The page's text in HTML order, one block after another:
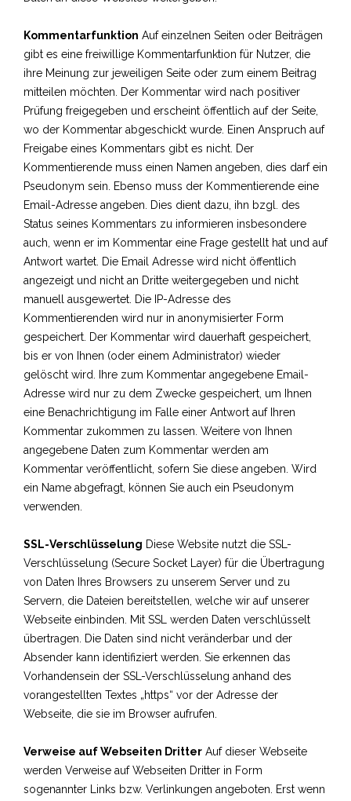
Kommentarfunktion Auf einzelnen Seiten oder Beiträgen
gibt es eine freiwillige Kommentarfunktion für Nutzer, die
ihre Meinung zur jeweiligen Seite oder zum einem Beitrag
mitteilen möchten. Der Kommentar wird nach positiver
Prüfung freigegeben und erscheint öffentlich auf der Seite,
wo der Kommentar abgeschickt wurde. Einen Anspruch auf
Freigabe eines Kommentars gibt es nicht. Der
Kommentierende muss einen Namen angeben, dies darf ein
Pseudonym sein. Ebenso muss der Kommentierende eine
Email-Adresse angeben. Dies dient dazu, ihn bzgl. des
Status seines Kommentars zu informieren insbesondere
auch, wenn er im Kommentar eine Frage gestellt hat und auf
Antwort wartet. Die Email Adresse wird nicht öffentlich
angezeigt und nicht an Dritte weitergegeben und nicht
manuell ausgewertet. Die IP-Adresse des
Kommentierenden wird nur in anonymisierter Form
gespeichert. Der Kommentar wird dauerhaft gespeichert,
bis er von Ihnen (oder einem Administrator) wieder
gelöscht wird. Ihre zum Kommentar angegebene Email-
Adresse wird nur zu dem Zwecke gespeichert, um Ihnen
eine Benachrichtigung im Falle einer Antwort auf Ihren
Kommentar zukommen zu lassen. Weitere von Ihnen
angegebene Daten zum Kommentar werden am
Kommentar veröffentlicht, sofern Sie diese angeben. Wird
ein Name abgefragt, können Sie auch ein Pseudonym
verwenden.
SSL-Verschlüsselung Diese Website nutzt die SSL-
Verschlüsselung (Secure Socket Layer) für die Übertragung
von Daten Ihres Browsers zu unserem Server und zu
Servern, die Dateien bereitstellen, welche wir auf unserer
Webseite einbinden.
Mit SSL werden Daten verschlüsselt
übertragen. Die Daten sind nicht veränderbar und der
Absender kann identifiziert werden. Sie erkennen das
Vorhandensein der SSL-Verschlüsselung anhand des
vorangestellten Textes „https“ vor der Adresse der
Webseite, die sie im Browser aufrufen.
Verweise auf Webseiten Dritter Auf dieser Webseite
werden Verweise auf Webseiten Dritter in Form
sogenannter Links bzw. Verlinkungen angeboten. Erst wenn